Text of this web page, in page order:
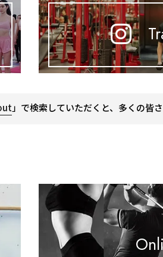
」で検索していただくと、多くの皆